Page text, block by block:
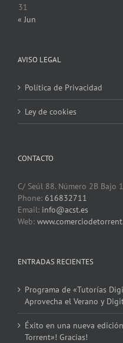
31
« Jun
AVISO LEGAL
Política de Privacidad
Ley de cookies
CONTACTO
C/ Seúl 88. Número 2B Bajo
Phone: 616832711
Email: info@acst.es
Web:
ENTRADAS RECIENTES
Programa de «Tutorías
Aprovecha el Verano y
Éxito en una nueva
Torrent»! Gracias!